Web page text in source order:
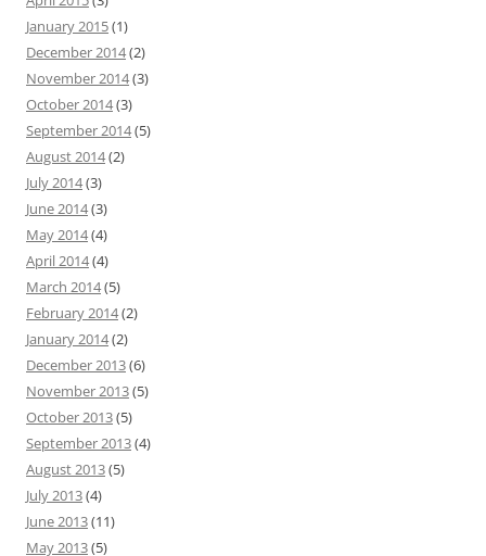
January 2015(1)
December 2014(2)
November 2014(3)
October 2014(3)
September 2014(5)
August 2014(2)
July 2014(3)
June 2014(3)
May 2014(4)
April 2014(4)
March 2014(5)
February 2014(2)
January 2014(2)
December 2013(6)
November 2013(5)
October 2013(5)
September 2013(4)
August 2013(5)
July 2013(4)
June 2013(11)
May 2013(5)